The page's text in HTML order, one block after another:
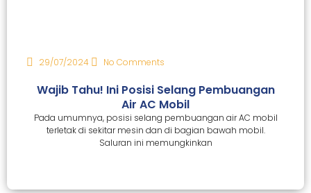
29/07/2024 No Comments
Wajib Tahu! Ini Posisi Selang Pembuangan
Air AC Mobil
Pada umumnya, posisi selang pembuangan air AC mobil
terletak di sekitar mesin dan di bagian bawah mobil.
Saluran ini memungkinkan